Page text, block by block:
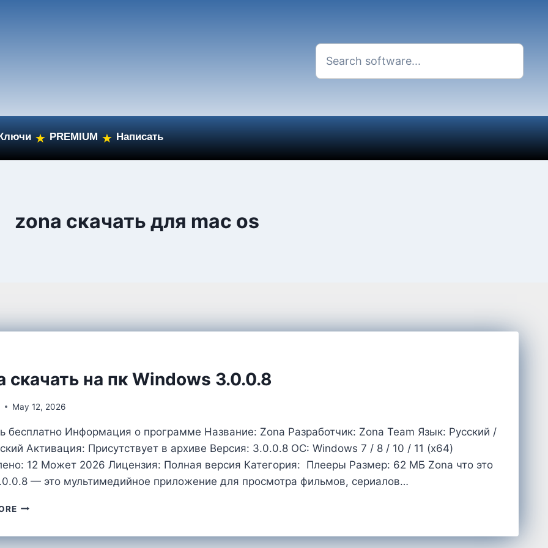
★ PREMIUM ★ Написать
zona скачать для mac os
скачать на пк Windows 3.0.0.8
May 12, 2026
бесплатно Информация о программе Название: Zona Разработчик: Zona Team Язык: Русский /
Активация: Присутствует в архиве Версия: 3.0.0.8 OC: Windows 7 / 8 / 10 / 11 (x64)
12 Может 2026 Лицензия: Полная версия Категория: Плееры Размер: 62 MБ Zona что это
— это мультимедийное приложение для просмотра фильмов, сериалов…
ZONA
ПК